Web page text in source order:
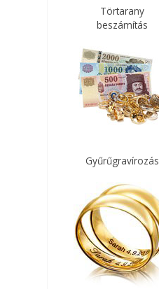
Törtarany
beszámítás
Gyűrűgravírozás